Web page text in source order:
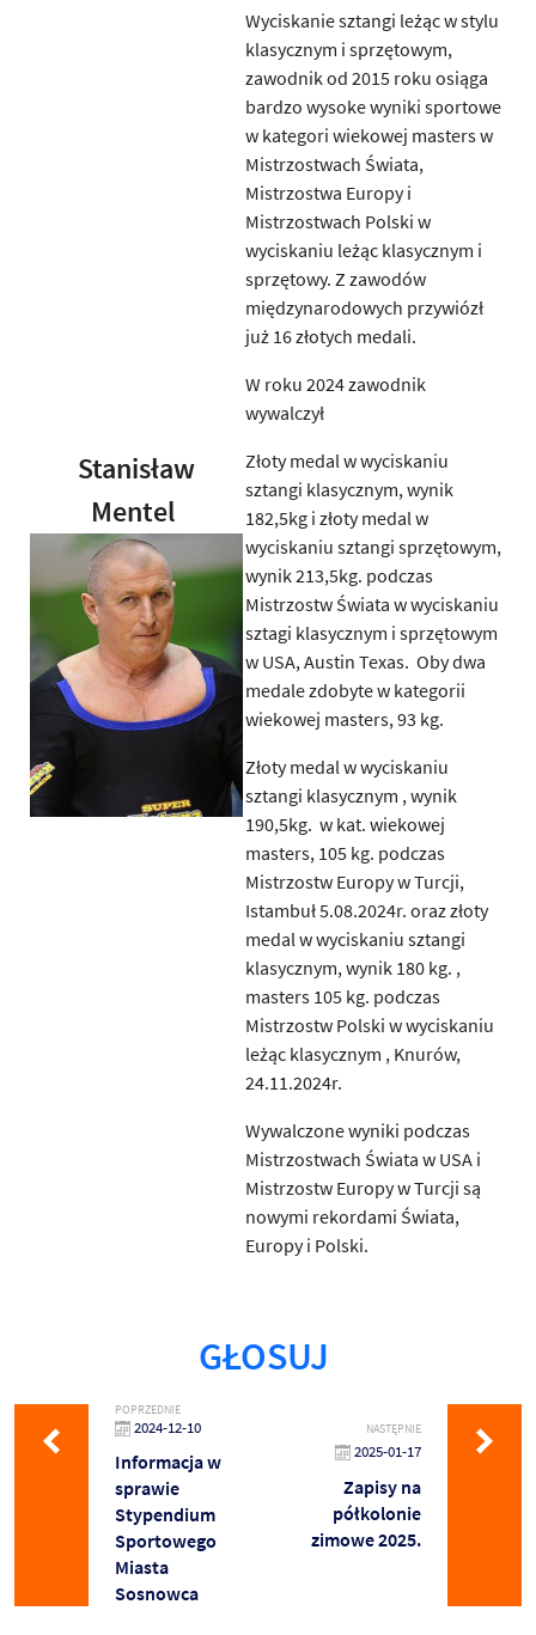
Stanisław
Mentel
Wyciskanie sztangi leżąc w stylu
klasycznym i sprzętowym,
zawodnik od 2015 roku osiąga
bardzo wysoke wyniki sportowe
w kategori wiekowej masters w
Mistrzostwach Świata,
Mistrzostwa Europy i
Mistrzostwach Polski w
wyciskaniu leżąc klasycznym i
sprzętowy. Z zawodów
międzynarodowych przywiózł
już 16 złotych medali.
W roku 2024 zawodnik
wywalczył
Złoty medal w wyciskaniu
sztangi klasycznym, wynik
182,5kg i złoty medal w
wyciskaniu sztangi sprzętowym,
wynik 213,5kg. podczas
Mistrzostw Świata w wyciskaniu
sztagi klasycznym i sprzętowym
w USA, Austin Texas. Oby dwa
medale zdobyte w kategorii
wiekowej masters, 93 kg.
Złoty medal w wyciskaniu
sztangi klasycznym , wynik
190,5kg. w kat. wiekowej
masters, 105 kg. podczas
Mistrzostw Europy w Turcji,
Istambuł 5.08.2024r. oraz złoty
medal w wyciskaniu sztangi
klasycznym, wynik 180 kg. ,
masters 105 kg. podczas
Mistrzostw Polski w wyciskaniu
leżąc klasycznym , Knurów,
24.11.2024r.
Wywalczone wyniki podczas
Mistrzostwach Świata w USA i
Mistrzostw Europy w Turcji są
nowymi rekordami Świata,
Europy i Polski.
GŁOSUJ
POPRZEDNIE
2024-12-10
Informacja w
sprawie
Stypendium
Sportowego
Miasta
Sosnowca
NASTĘPNIE
2025-01-17
Zapisy na
półkolonie
zimowe 2025.